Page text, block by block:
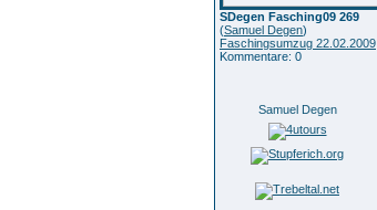
SDegen Fasching09 269
(Samuel Degen)
Faschingsumzug 22.02.2009
Kommentare: 0
Samuel Degen